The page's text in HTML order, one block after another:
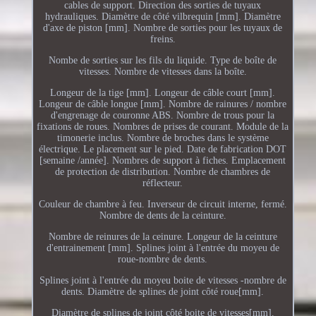
cables de support. Direction des sorties de tuyaux
hydrauliques. Diamètre de côté vilbrequin [mm]. Diamètre
d'axe de piston [mm]. Nombre de sorties pour les tuyaux de
freins.
Nombe de sorties sur les fils du liquide. Type de boîte de
vitesses. Nombre de vitesses dans la boîte.
Longeur de la tige [mm]. Longeur de câble court [mm].
Longeur de câble longue [mm]. Nombre de rainures / nombre
d'engrenage de couronne ABS. Nombre de trous pour la
fixations de roues. Nombres de prises de courant. Module de la
timonerie inclus. Nombre de broches dans le système
électrique. Le placement sur le pied. Date de fabrication DOT
[semaine /année]. Nombres de support à fiches. Emplacement
de protection de distribution. Nombre de chambres de
réflecteur.
Couleur de chambre à feu. Inverseur de circuit interne, fermé.
Nombre de dents de la ceinture.
Nombre de reinures de la ceinure. Longeur de la ceinture
d'entrainement [mm]. Splines joint à l'entrée du moyeu de
roue-nombre de dents.
Splines joint à l'entrée du moyeu boite de vitesses -nombre de
dents. Diamètre de splines de joint côté roue[mm].
Diamètre de splines de joint côté boite de vitesses[mm].